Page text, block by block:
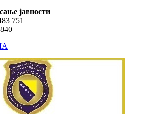
јавности
751